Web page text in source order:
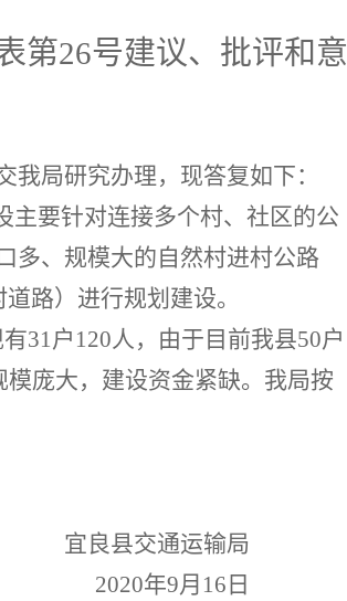
第26号建议、批评和意
我局研究办理，现答复如下：
主要针对连接多个村、社区的公
多、规模大的自然村进村公路
路）进行规划建设。
31户120人， 由于目前我县50户
庞大，建设资金紧缺。我局按
宜良县交通运输局
2020年9月 16 日